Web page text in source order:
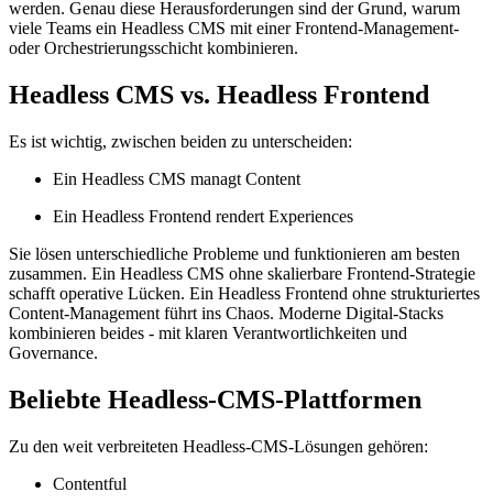
werden. Genau diese Herausforderungen sind der Grund, warum
viele Teams ein Headless CMS mit einer Frontend-Management-
oder Orchestrierungsschicht kombinieren.
Headless CMS vs. Headless Frontend
Es ist wichtig, zwischen beiden zu unterscheiden:
Ein Headless CMS managt Content
Ein Headless Frontend rendert Experiences
Sie lösen unterschiedliche Probleme und funktionieren am besten
zusammen. Ein Headless CMS ohne skalierbare Frontend-Strategie
schafft operative Lücken. Ein Headless Frontend ohne strukturiertes
Content-Management führt ins Chaos. Moderne Digital-Stacks
kombinieren beides - mit klaren Verantwortlichkeiten und
Governance.
Beliebte Headless-CMS-Plattformen
Zu den weit verbreiteten Headless-CMS-Lösungen gehören:
Contentful